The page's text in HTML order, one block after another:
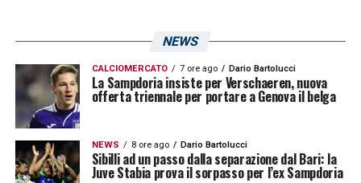
NEWS
CALCIOMERCATO 7 ore ago Dario Bartolucci
La Sampdoria insiste per Verschaeren, nuova
offerta triennale per portare a Genova il belga
NEWS 8 ore ago Dario Bartolucci
Sibilli ad un passo dalla separazione dal Bari: la
Juve Stabia prova il sorpasso per l’ex Sampdoria